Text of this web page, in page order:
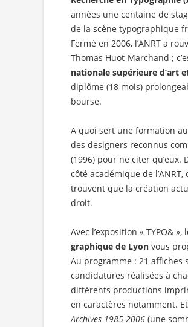
années une centaine de
de la scène typographique
Fermé en 2006, l’ANRT a
Thomas Huot-Marchand ;
nationale supérieure d’art
diplôme (18 mois)
bourse.
A quoi sert une formation
des designers reconnus
(1996) pour ne citer qu’eux.
côté académique de
trouvent que la création
droit.
Avec l’exposition « TYPO& »,
graphique de Lyon vous
Au programme : 21 affiches
candidatures réalisées à
différents productions
en caractères notamment.
Archives 1985-2006 (une